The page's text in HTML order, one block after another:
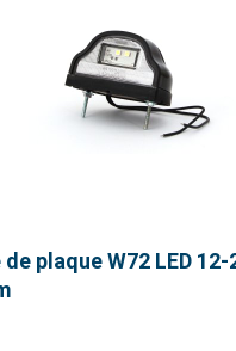
plaque W72 LED